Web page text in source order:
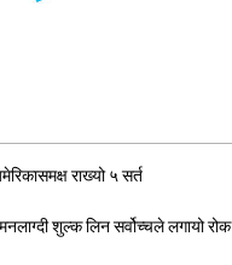
राख्यो ५ सर्त
शुल्क लिन सर्वोच्चले लगायो रोक